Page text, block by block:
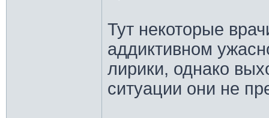
Тут некоторые
аддиктивном
лирики, однако
ситуации они не